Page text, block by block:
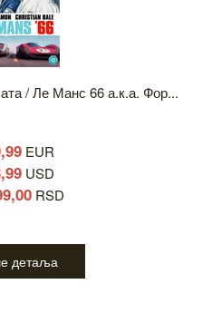
/ Ле Манс 66 а.к.а. Фор...
EUR
USD
RSD
детаља